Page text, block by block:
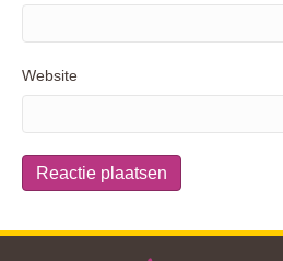
Website